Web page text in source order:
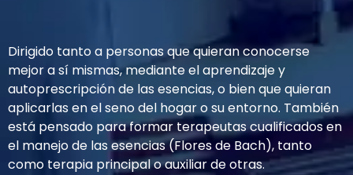
Dirigido tanto a personas que quieran conocerse
mejor a sí mismas, mediante el aprendizaje y
autoprescripción de las esencias, o bien que quieran
aplicarlas en el seno del hogar o su entorno. También
está pensado para formar terapeutas cualificados en
el manejo de las esencias (Flores de Bach), tanto
como terapia principal o auxiliar de otras.